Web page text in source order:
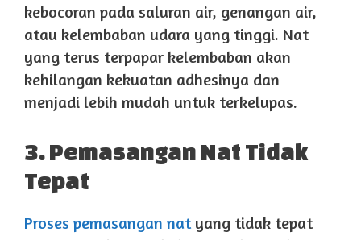
kebocoran pada saluran air, genangan air,
atau kelembaban udara yang tinggi. Nat
yang terus terpapar kelembaban akan
kehilangan kekuatan adhesinya dan
menjadi lebih mudah untuk terkelupas.
3. Pemasangan Nat Tidak
Tepat
Proses pemasangan nat yang tidak tepat